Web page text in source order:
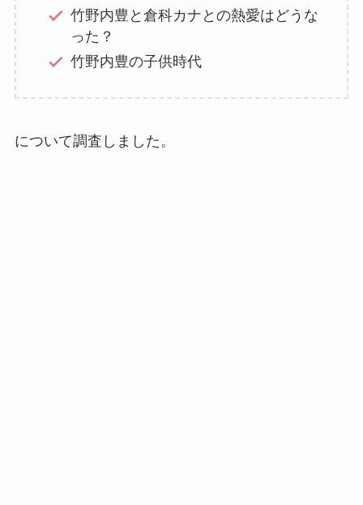
竹野内豊と倉科カナとの熱愛はどうな
った？
竹野内豊の子供時代
について調査しました。